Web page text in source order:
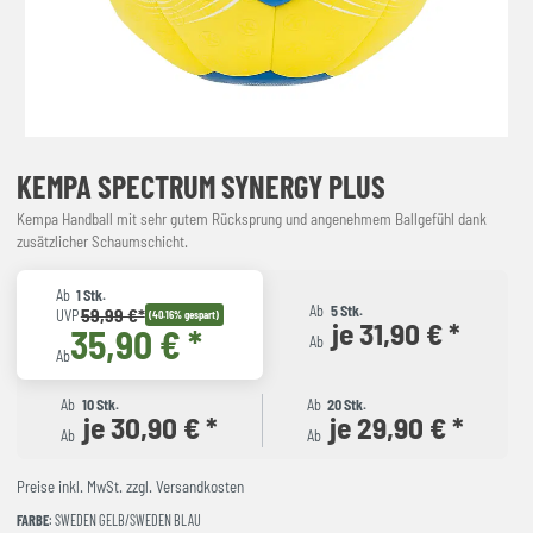
KEMPA SPECTRUM SYNERGY PLUS
Kempa Handball mit sehr gutem Rücksprung und angenehmem Ballgefühl dank
zusätzlicher Schaumschicht.
Ab 1 Stk.
UVP59,99 €* (40.16% gespart)
Ab35,90 € *
Ab 5 Stk.
Ab je 31,90 € *
Ab 10 Stk.
Ab je 30,90 € *
Ab 20 Stk.
Ab je 29,90 € *
Preise inkl. MwSt. zzgl. Versandkosten
FARBE: SWEDEN GELB/SWEDEN BLAU